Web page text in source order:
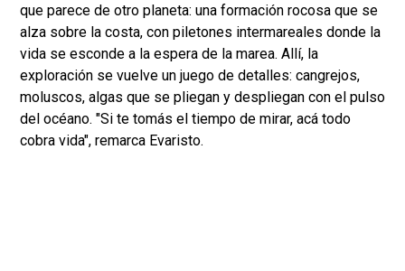
que parece de otro planeta: una formación rocosa que se
alza sobre la costa, con piletones intermareales donde la
vida se esconde a la espera de la marea. Allí, la
exploración se vuelve un juego de detalles: cangrejos,
moluscos, algas que se pliegan y despliegan con el pulso
del océano. "Si te tomás el tiempo de mirar, acá todo
cobra vida", remarca Evaristo.